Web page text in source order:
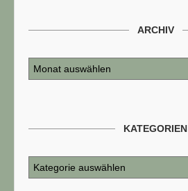
ARCHIV
KATEGORIEN